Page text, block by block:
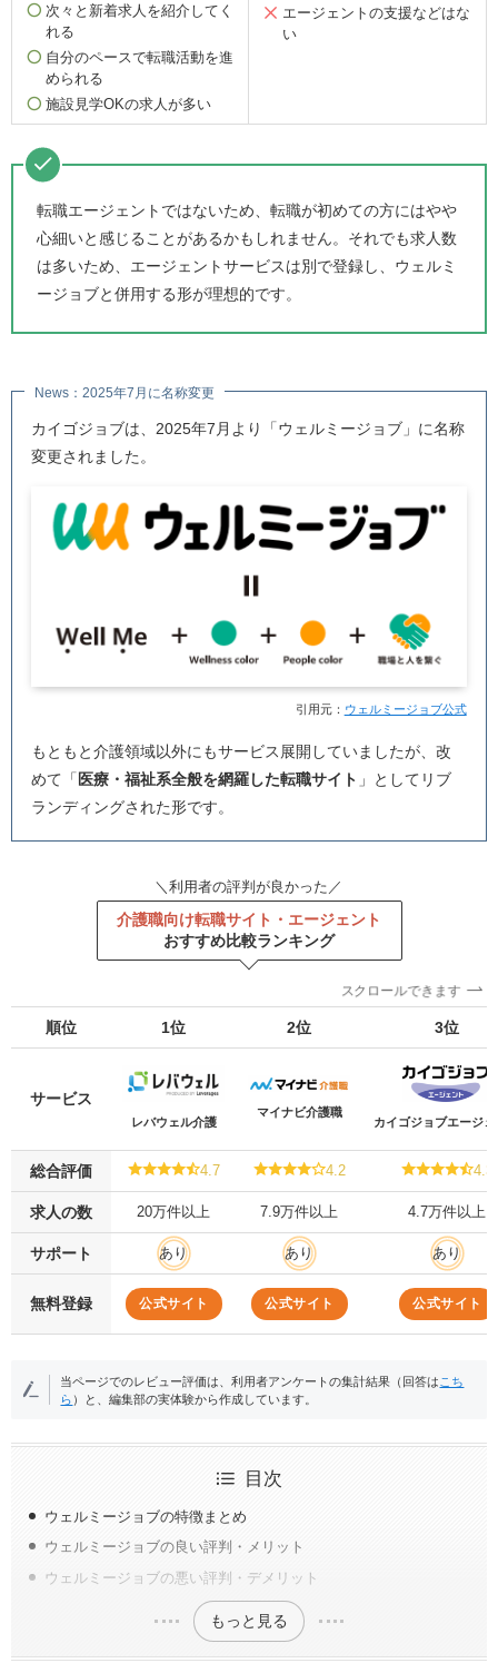
次々と新着求人を紹介してく
れる
自分のペースで転職活動を進
められる
施設見学OKの求人が多い
エージェントの支援などはな
い
転職エージェントではないため、転職が初めての方にはやや
心細いと感じることがあるかもしれません。それでも求人数
は多いため、エージェントサービスは別で登録し、ウェルミ
ージョブと併用する形が理想的です。
News：2025年7月に名称変更
カイゴジョブは、2025年7月より「ウェルミージョブ」に名称
変更されました。
引用元： ウェルミージョブ公式
もともと介護領域以外にもサービス展開していましたが、改
めて「 医療・福祉系全般を網羅した転職サイト 」としてリブ
ランディングされた形です。
＼利用者の評判が良かった／
介護職向け転職サイト・エージェント
おすすめ比較ランキング
スクロールできます
順位 1位 2位 3位
サービス
レバウェル介護
マイナビ介護職
カイゴジョブエージ
総合評価 4.7 4.2 4.3
求人の数 20万件以上 7.9万件以上 4.7万件以上
サポート あり あり あり
無料登録 公式サイト 公式サイト 公式サイト
当ページでのレビュー評価は、利用者アンケートの集計結果（回答は こち
ら ）と、編集部の実体験から作成しています。
目次
ウェルミージョブの特徴まとめ
ウェルミージョブの良い評判・メリット
ウェルミージョブの悪い評判・デメリット
もっと見る